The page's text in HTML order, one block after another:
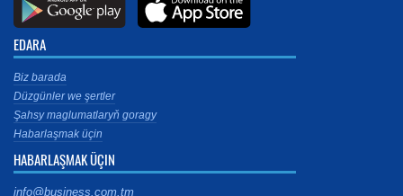
EDARA
Biz barada
Düzgünler we şertler
Şahsy maglumatlaryň goragy
Habarlaşmak üçin
HABARLAŞMAK ÜÇIN
info@business.com.tm